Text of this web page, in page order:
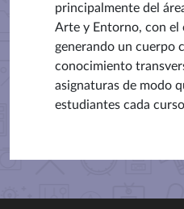
principalmente del
Arte y Entorno, con el
generando un cuerpo
conocimiento
asignaturas de modo
estudiantes cada